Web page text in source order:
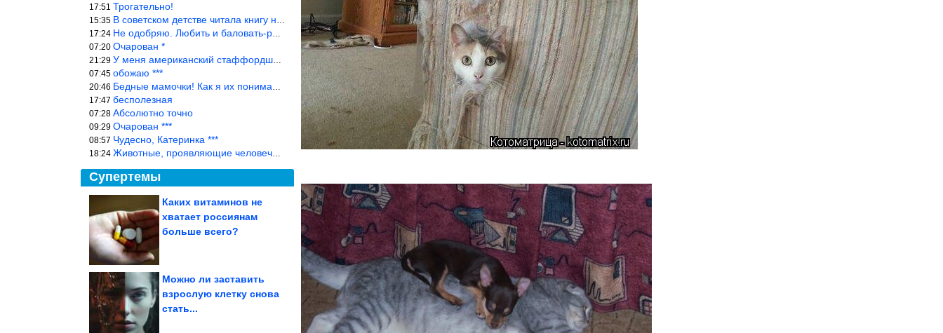
17:51 Трогательно!
15:35 В советском детстве читала книгу не то «Серая сова», не то ещё к
17:24 Не одобряю. Любить и баловать-разные вещи. Хоть детей, хоть коше
07:20 Очарован *
21:29 У меня американский стаффордширский терьер, ей 4,5 года, но ни р
07:45 обожаю ***
20:46 Бедные мамочки! Как я их понимаю…
17:47 бесполезная
07:28 Абсолютно точно
09:29 Очарован ***
08:57 Чудесно, Катеринка ***
18:24 Животные, проявляющие человеческие чувства, на фоне озверевших д
Супертемы
Каких витаминов не
хватает россиянам
больше всего?
9 изумительных
происхождение
которых...
Можно ли заставить
взрослую клетку снова
стать...